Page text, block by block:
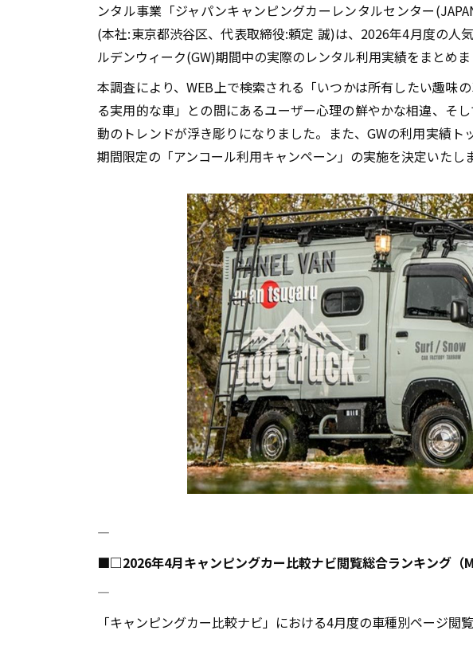
ンタル事業「ジャパンキャンピングカーレンタルセンター
(本社:東京都渋谷区、代表取締役:頼定 誠)は、2026年4月度の人
ルデンウィーク(GW)期間中の実際のレンタル利用実績をまとめま
本調査により、WEB上で検索される「いつかは所有したい趣味
る実用的な車」との間にあるユーザー心理の鮮やかな相違、そ
動のトレンドが浮き彫りになりました。また、GWの利用実績
期間限定の「アンコール利用キャンペーン」の実施を決定いたし
――――――――――――――――――――――――――――――――――――――――
■□2026年4月キャンピングカー比較ナビ閲覧総合ランキング
――――――――――――――――――――――――――――――――――――――――
「キャンピングカー比較ナビ」における4月度の車種別ページ閲